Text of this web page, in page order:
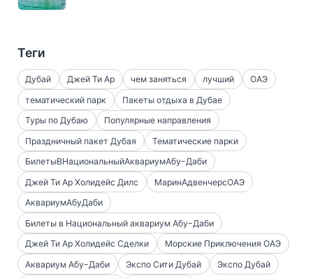
Теги
Дубай Джей Ти Ар чем заняться лучший
ОАЭ
тематический парк
Пакеты отдыха в Дубае
Туры по Дубаю
Популярные направления
Праздничный пакет Дубая
Тематические парки
БилетыВНациональныйАквариумАбу-Даби
Джей Ти Ар Холидейс Дилс
МаринАдвенчерсОАЭ
АквариумАбуДаби
Билеты в Национальный аквариум Абу-Даби
Джей Ти Ар Холидейс Сделки
Морские Приключения ОАЭ
Аквариум Абу-Даби
Экспо Сити Дубай
Экспо Дубай